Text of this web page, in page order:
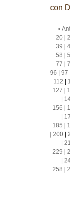
con
«
20|
39
58
77
96
97
112
127
156
185
200|
229
258